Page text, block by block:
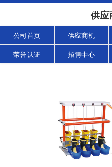
供应
公司首页 供应商机
荣誉认证 招聘中心